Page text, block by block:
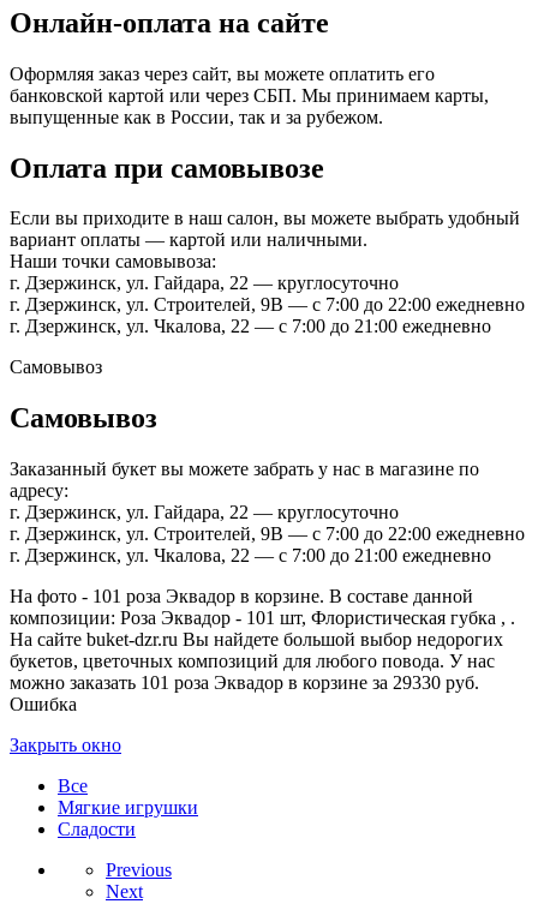
Онлайн-оплата на сайте
Оформляя заказ через сайт, вы можете оплатить его
банковской картой или через СБП. Мы принимаем карты,
выпущенные как в России, так и за рубежом.
Оплата при самовывозе
Если вы приходите в наш салон, вы можете выбрать удобный
вариант оплаты — картой или наличными.
Наши точки самовывоза:
г. Дзержинск, ул. Гайдара, 22 — круглосуточно
г. Дзержинск, ул. Строителей, 9В — с 7:00 до 22:00 ежедневно
г. Дзержинск, ул. Чкалова, 22 — с 7:00 до 21:00 ежедневно
Самовывоз
Самовывоз
Заказанный букет вы можете забрать у нас в магазине по
адресу:
г. Дзержинск, ул. Гайдара, 22 — круглосуточно
г. Дзержинск, ул. Строителей, 9В — с 7:00 до 22:00 ежедневно
г. Дзержинск, ул. Чкалова, 22 — с 7:00 до 21:00 ежедневно
На фото - 101 роза Эквадор в корзине. В составе данной
композиции: Роза Эквадор - 101 шт, Флористическая губка , .
На сайте buket-dzr.ru Вы найдете большой выбор недорогих
букетов, цветочных композиций для любого повода. У нас
можно заказать 101 роза Эквадор в корзине за 29330 руб.
Ошибка
Закрыть окно
Все
Мягкие игрушки
Сладости
Previous
Next